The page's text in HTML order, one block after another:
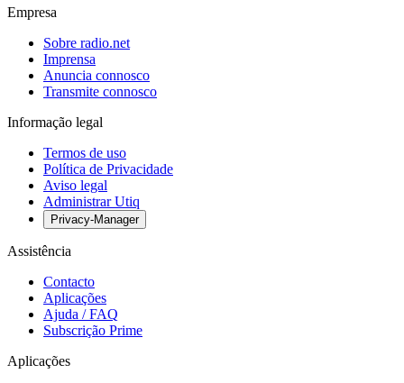
Empresa
Sobre radio.net
Imprensa
Anuncia connosco
Transmite connosco
Informação legal
Termos de uso
Política de Privacidade
Aviso legal
Administrar Utiq
Privacy-Manager
Assistência
Contacto
Aplicações
Ajuda / FAQ
Subscrição Prime
Aplicações